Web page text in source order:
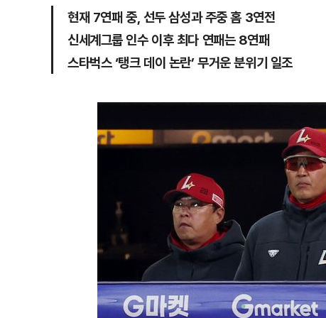
현재 7연패 중, 선두 삼성과 주중 홈 3연전
신세계그룹 인수 이후 최다 연패는 8연패
스타벅스 ‘탱크 데이 논란’ 무거운 분위기 일조